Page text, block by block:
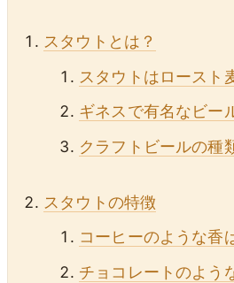
スタウトとは？
スタウトはロースト
ギネスで有名なビー
クラフトビールの種
スタウトの特徴
コーヒーのような香
チョコレートのよう